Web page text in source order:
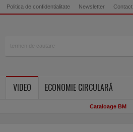
Politica de confidentialitate Newsletter Contact
VIDEO
ECONOMIE CIRCULARĂ
Cataloage BM